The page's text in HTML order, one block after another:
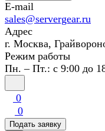
E-mail
sales@servergear.ru
Адрес
г. Москва,
Режим работы
Пн. – Пт.: с 9:00 до
0
0
Подать заявку